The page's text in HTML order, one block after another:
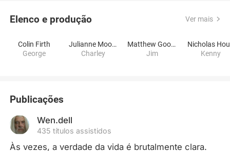
Elenco e produção Ver mais
Colin Firth
George
Julianne Moore
Charley
Matthew Goode
Jim
Nicholas
Kenny
Publicações
Wen.dell
435 títulos assistidos
Às vezes, a verdade da vida é brutalmente clara.